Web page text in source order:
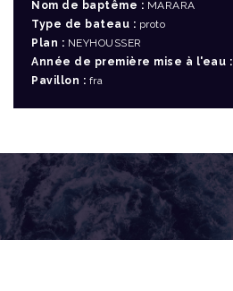
Nom de baptême : MARARA
Type de bateau : proto
Plan : NEYHOUSSER
Année de première mise à l'eau :
Pavillon : fra